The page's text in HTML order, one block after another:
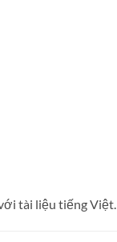
tài liệu tiếng Việt.